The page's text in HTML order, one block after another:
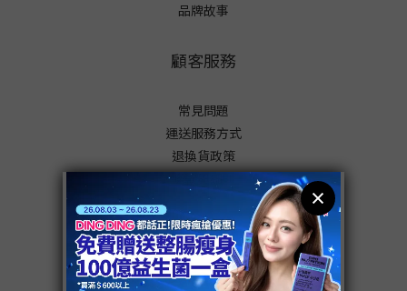
品牌故事
顧客服務
常見問題
運送服務方式
退換貨政策
客服中心
辦公時間